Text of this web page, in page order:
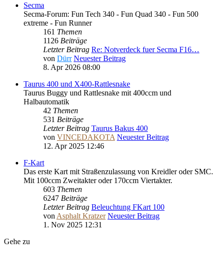
Secma
Secma-Forum: Fun Tech 340 - Fun Quad 340 - Fun 500
extreme - Fun Runner
161 Themen
1126 Beiträge
Letzter Beitrag Re: Notverdeck fuer Secma F16…
von Dürr Neuester Beitrag
8. Apr 2026 08:00
Taurus 400 und X400-Rattlesnake
Taurus Buggy und Rattlesnake mit 400ccm und
Halbautomatik
42 Themen
531 Beiträge
Letzter Beitrag Taurus Bakus 400
von VINCEDAKOTA Neuester Beitrag
12. Apr 2025 12:46
F-Kart
Das erste Kart mit Straßenzulassung von Kreidler oder SMC.
Mit 100ccm Zweitakter oder 170ccm Viertakter.
603 Themen
6247 Beiträge
Letzter Beitrag Beleuchtung FKart 100
von Asphalt Kratzer Neuester Beitrag
1. Nov 2025 12:31
Gehe zu